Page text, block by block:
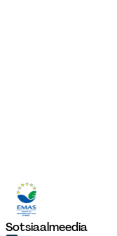
Sotsiaalmeedia